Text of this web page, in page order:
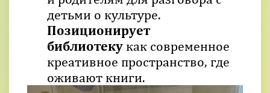
детьми о культуре.
Позиционирует
библиотеку как современное
креативное пространство, где
оживают книги.